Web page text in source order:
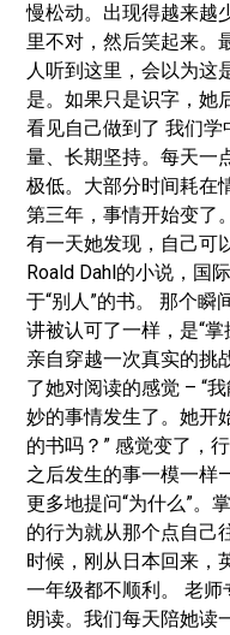
慢松动。出现得越来越
里不对，然后笑起来。
人听到这里，会以为这
是。如果只是识字，她
看见自己做到了 我们
量、长期坚持。每天一
极低。大部分时间耗在
第三年，事情开始变了
有一天她发现，自己可
Roald Dahl的小说，国
于“别人”的书。 那个
讲被认可了一样，是“
亲自穿越一次真实的挑
了她对阅读的感觉 – “
妙的事情发生了。她开
的书吗？” 感觉变了，
之后发生的事一模一样
更多地提问“为什么”。
的行为就从那个点自己
时候，刚从日本回来，
一年级都不顺利。 老
朗读。我们每天陪她读